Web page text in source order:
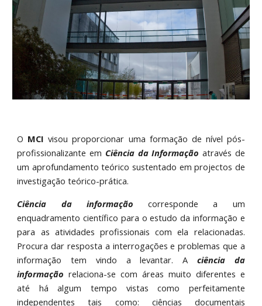
O MCI visou proporcionar uma formação de nível pós-
profissionalizante em Ciência da Informação através de
um aprofundamento teórico sustentado em projectos de
investigação teórico-prática.
Ciência da informação corresponde a um
enquadramento científico para o estudo da informação e
para as atividades profissionais com ela relacionadas.
Procura dar resposta a interrogações e problemas que a
informação tem vindo a levantar. A ciência da
informação relaciona-se com áreas muito diferentes e
até há algum tempo vistas como perfeitamente
independentes tais como: ciências documentais